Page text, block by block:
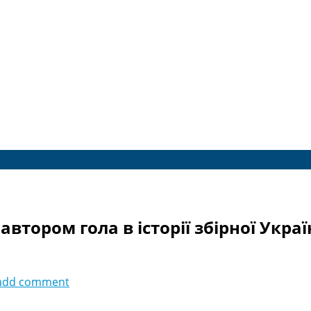
гола в історії збірної
comment